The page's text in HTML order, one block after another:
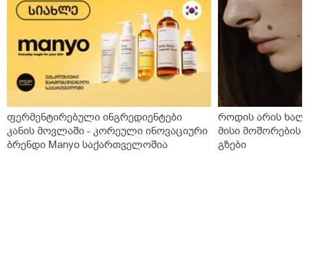
ფერმენტირებული ინგრედიენტები
კანის მოვლაში - კორეული ინოვაციური
ბრენდი Manyo საქართველოშია
როდის არის
მისი მოშორების
გზები